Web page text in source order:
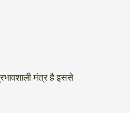
मंत्र है इससे